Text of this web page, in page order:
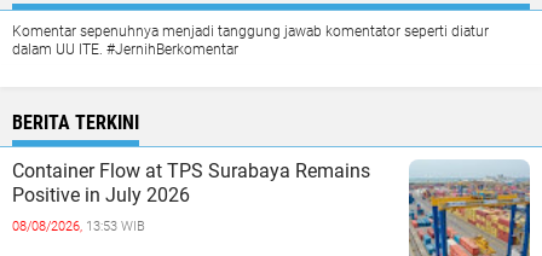
Komentar sepenuhnya menjadi tanggung jawab komentator seperti diatur
dalam UU ITE. #JernihBerkomentar
BERITA TERKINI
Container Flow at TPS Surabaya Remains
Positive in July 2026
08/08/2026, 13:53 WIB